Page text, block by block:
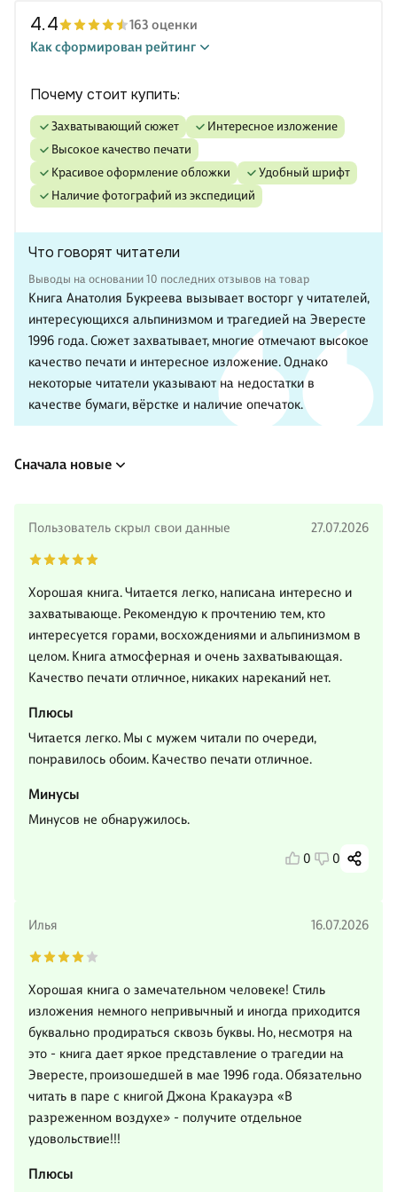
4.4
163 оценки
Как сформирован рейтинг
Почему стоит купить:
захватывающий сюжет
интересное изложение
высокое качество печати
красивое оформление обложки
удобный шрифт
наличие фотографий из экспедиций
Что говорят читатели
Выводы на основании 10 последних отзывов на товар
Книга Анатолия Букреева вызывает восторг у читателей,
интересующихся альпинизмом и трагедией на Эвересте
1996 года. Сюжет захватывает, многие отмечают высокое
качество печати и интересное изложение. Однако
некоторые читатели указывают на недостатки в
качестве бумаги, вёрстке и наличие опечаток.
Сначала новые
Пользователь скрыл свои данные 27.07.2026
Хорошая книга. Читается легко, написана интересно и
захватывающе. Рекомендую к прочтению тем, кто
интересуется горами, восхождениями и альпинизмом в
целом. Книга атмосферная и очень захватывающая.
Качество печати отличное, никаких нареканий нет.
Плюсы
Читается легко. Мы с мужем читали по очереди,
понравилось обоим. Качество печати отличное.
Минусы
Минусов не обнаружилось.
0 0
Илья 16.07.2026
Хорошая книга о замечательном человеке! Стиль
изложения немного непривычный и иногда приходится
буквально продираться сквозь буквы. Но, несмотря на
это - книга дает яркое представление о трагедии на
Эвересте, произошедшей в мае 1996 года. Обязательно
читать в паре с книгой Джона Кракауэра «В
разреженном воздухе» - получите отдельное
удовольствие!!!
Плюсы